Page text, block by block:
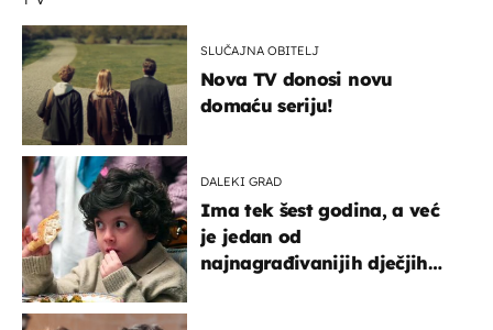
SLUČAJNA OBITELJ
Nova TV donosi novu
domaću seriju!
DALEKI GRAD
Ima tek šest godina, a već
je jedan od
najnagrađivanijih dječjih